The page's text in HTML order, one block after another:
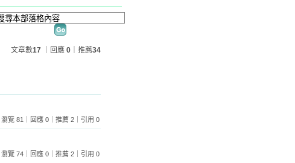
文章數17 ｜回應 0 ｜推薦34
覽 81｜回應 0｜推薦 2｜引用 0
覽 74｜回應 0｜推薦 2｜引用 0